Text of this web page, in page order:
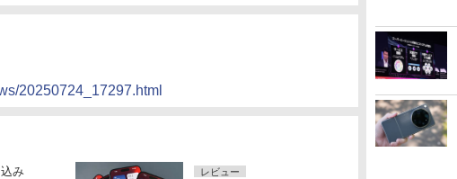
20250724_17297.html
み
レビュー